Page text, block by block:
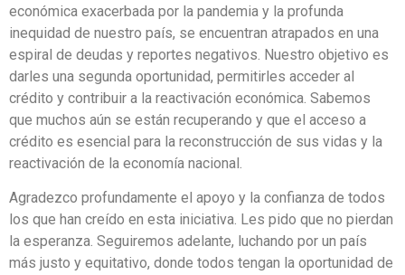
económica exacerbada por la pandemia y la profunda
inequidad de nuestro país, se encuentran atrapados en una
espiral de deudas y reportes negativos. Nuestro objetivo es
darles una segunda oportunidad, permitirles acceder al
crédito y contribuir a la reactivación económica. Sabemos
que muchos aún se están recuperando y que el acceso a
crédito es esencial para la reconstrucción de sus vidas y la
reactivación de la economía nacional.
Agradezco profundamente el apoyo y la confianza de todos
los que han creído en esta iniciativa. Les pido que no pierdan
la esperanza. Seguiremos adelante, luchando por un país
más justo y equitativo, donde todos tengan la oportunidad de